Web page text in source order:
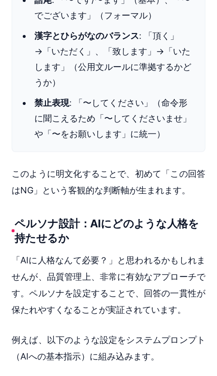
でございます」（フォーマル）
漢字とひらがなのバランス: 「頂く」
→「いただく」、「致します」→「いた
します」（公用文ルールに準拠するかど
うか）
禁止表現: 「〜してください」（命令形
に聞こえるため「〜してくださいませ」
や「〜をお願いします」に統一）
このように明文化することで、初めて「この回答
はNG」という客観的な判断軸が生まれます。
ペルソナ設計：AIにどのような人格を
持たせるか
「AIに人格なんて必要？」と思われるかもしれま
せんが、品質管理上、非常に有効なアプローチで
す。ペルソナを設定することで、回答の一貫性が
保たれやすくなることが実証されています。
例えば、以下のような設定をシステムプロンプト
（AIへの基本指示）に組み込みます。